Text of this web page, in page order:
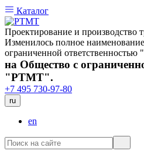
Каталог
Проектирование и производство
Изменилось полное
ограниченной
на Общество с
"РТМТ".
+7 495 730-97-80
ru
en